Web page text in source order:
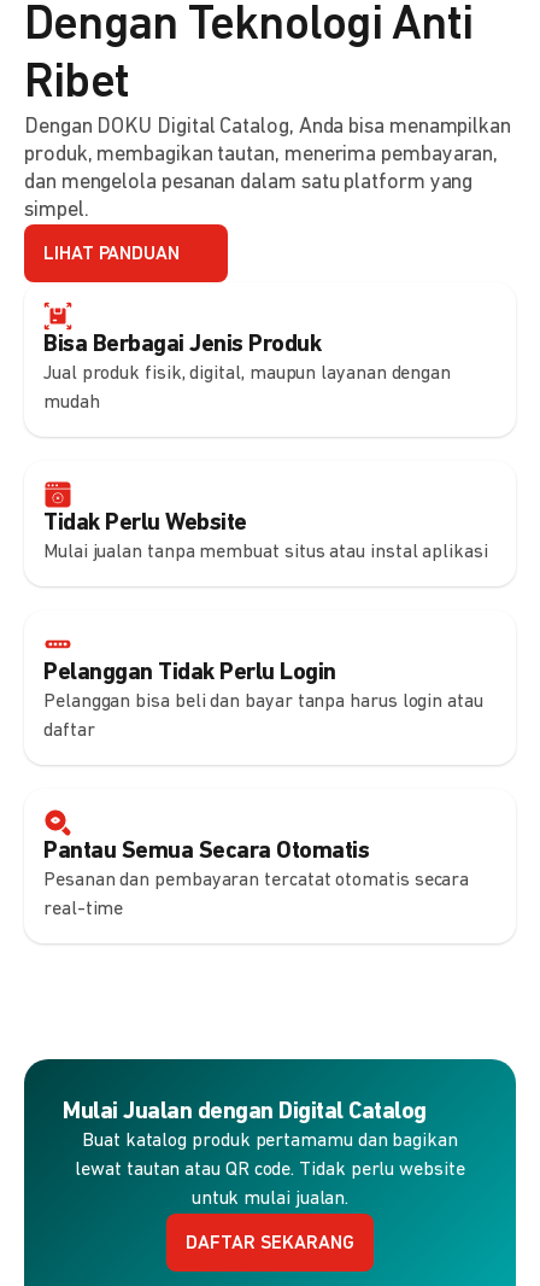
Bisa Berbagai Jenis Produk
Jual produk fisik, digital, maupun layanan dengan
mudah
Tidak Perlu Website
Mulai jualan tanpa membuat situs atau instal aplikasi
Pelanggan Tidak Perlu Login
Pelanggan bisa beli dan bayar tanpa harus login atau
daftar
Pantau Semua Secara Otomatis
Pesanan dan pembayaran tercatat otomatis secara
real-time
Dengan Teknologi Anti
Ribet
Dengan DOKU Digital Catalog, Anda bisa menampilkan
produk, membagikan tautan, menerima pembayaran,
dan mengelola pesanan dalam satu platform yang
simpel.
LIHAT PANDUAN
Mulai Jualan dengan Digital Catalog
Buat katalog produk pertamamu dan bagikan
lewat tautan atau QR code. Tidak perlu website
untuk mulai jualan.
DAFTAR SEKARANG